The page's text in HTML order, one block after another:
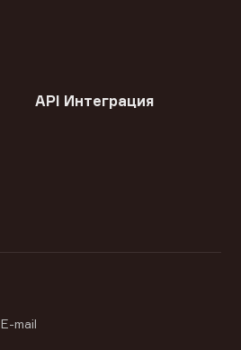
API Интеграция
E-mail